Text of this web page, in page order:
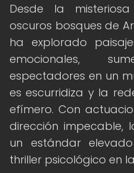
Desde la
oscuros bosques de
ha explorado
emocionales,
espectadores en un
es escurridiza y la
efímero. Con
dirección impecable,
un estándar
thriller psicológico en